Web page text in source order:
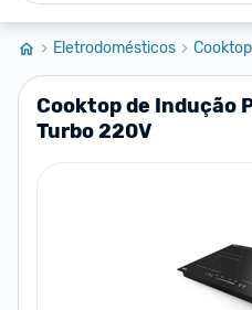
Eletrodomésticos Cooktop
Cooktop de Indução
Turbo 220V